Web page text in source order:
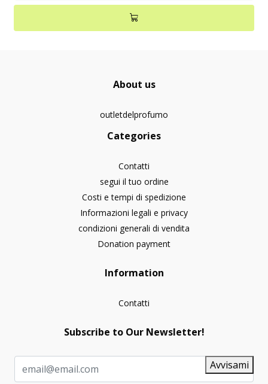
About us
outletdelprofumo
Categories
Contatti
segui il tuo ordine
Costi e tempi di spedizione
Informazioni legali e privacy
condizioni generali di vendita
Donation payment
Information
Contatti
Subscribe to Our Newsletter!
Avvisami